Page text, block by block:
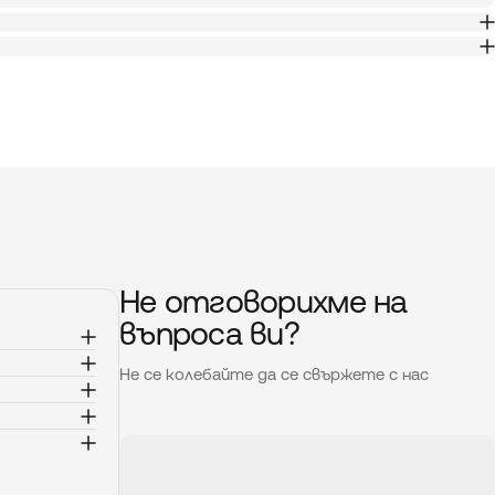
Не отговорихме на
въпроса ви?
Не се колебайте да се свържете с нас